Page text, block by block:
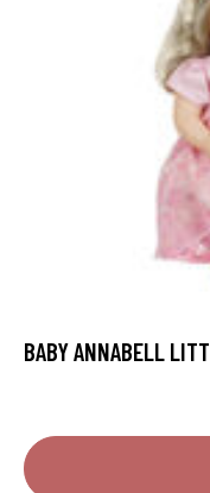
BABY ANNABELL